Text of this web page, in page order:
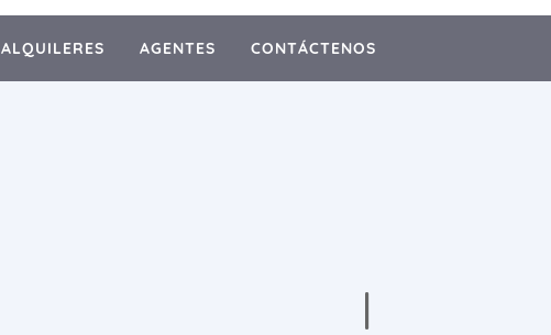
ALQUILERES AGENTES CONTÁCTENOS